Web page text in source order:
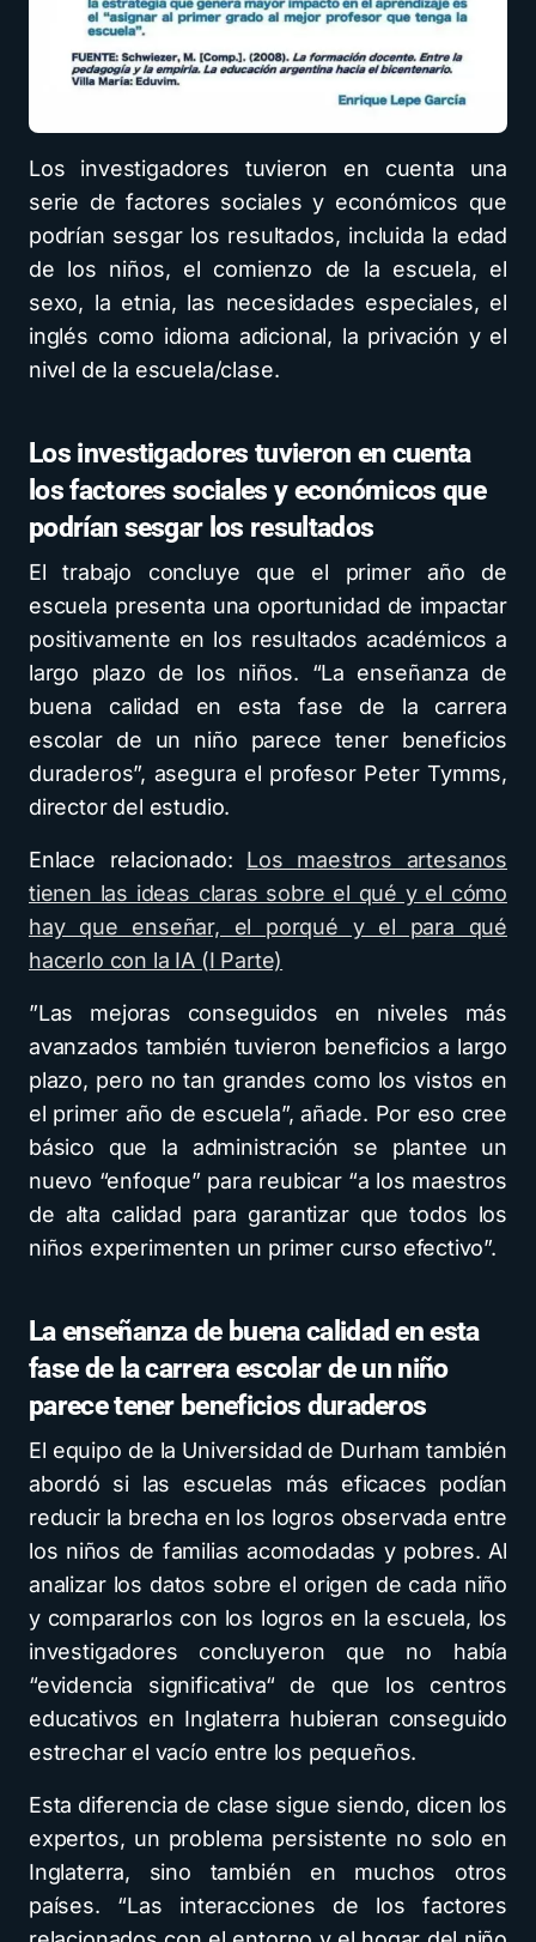
Los investigadores tuvieron en cuenta una
serie de factores sociales y económicos que
podrían sesgar los resultados, incluida la edad
de los niños, el comienzo de la escuela, el
sexo, la etnia, las necesidades especiales, el
inglés como idioma adicional, la privación y el
nivel de la escuela/clase.
Los investigadores tuvieron en cuenta
los factores sociales y económicos que
podrían sesgar los resultados
El trabajo concluye que el primer año de
escuela presenta una oportunidad de impactar
positivamente en los resultados académicos a
largo plazo de los niños. “La enseñanza de
buena calidad en esta fase de la carrera
escolar de un niño parece tener beneficios
duraderos”, asegura el profesor Peter Tymms,
director del estudio.
Enlace relacionado: Los maestros artesanos
tienen las ideas claras sobre el qué y el cómo
hay que enseñar, el porqué y el para qué
hacerlo con la IA (I Parte)
”Las mejoras conseguidos en niveles más
avanzados también tuvieron beneficios a largo
plazo, pero no tan grandes como los vistos en
el primer año de escuela”, añade. Por eso cree
básico que la administración se plantee un
nuevo “enfoque” para reubicar “a los maestros
de alta calidad para garantizar que todos los
niños experimenten un primer curso efectivo”.
La enseñanza de buena calidad en esta
fase de la carrera escolar de un niño
parece tener beneficios duraderos
El equipo de la Universidad de Durham también
abordó si las escuelas más eficaces podían
reducir la brecha en los logros observada entre
los niños de familias acomodadas y pobres. Al
analizar los datos sobre el origen de cada niño
y compararlos con los logros en la escuela, los
investigadores concluyeron que no había
“evidencia significativa“ de que los centros
educativos en Inglaterra hubieran conseguido
estrechar el vacío entre los pequeños.
Esta diferencia de clase sigue siendo, dicen los
expertos, un problema persistente no solo en
Inglaterra, sino también en muchos otros
países. “Las interacciones de los factores